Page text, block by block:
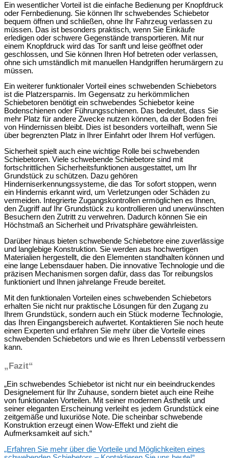
Ein wesentlicher Vorteil ist die einfache Bedienung per Knopfdruck
oder Fernbedienung. Sie können Ihr schwebendes Schiebetor
bequem öffnen und schließen, ohne Ihr Fahrzeug verlassen zu
müssen. Das ist besonders praktisch, wenn Sie Einkäufe
erledigen oder schwere Gegenstände transportieren. Mit nur
einem Knopfdruck wird das Tor sanft und leise geöffnet oder
geschlossen, und Sie können Ihren Hof betreten oder verlassen,
ohne sich umständlich mit manuellen Handgriffen herumärgern zu
müssen.
Ein weiterer funktionaler Vorteil eines schwebenden Schiebetors
ist die Platzersparnis. Im Gegensatz zu herkömmlichen
Schiebetoren benötigt ein schwebendes Schiebetor keine
Bodenschienen oder Führungsschienen. Das bedeutet, dass Sie
mehr Platz für andere Zwecke nutzen können, da der Boden frei
von Hindernissen bleibt. Dies ist besonders vorteilhaft, wenn Sie
über begrenzten Platz in Ihrer Einfahrt oder Ihrem Hof verfügen.
Sicherheit spielt auch eine wichtige Rolle bei schwebenden
Schiebetoren. Viele schwebende Schiebetore sind mit
fortschrittlichen Sicherheitsfunktionen ausgestattet, um Ihr
Grundstück zu schützen. Dazu gehören
Hinderniserkennungssysteme, die das Tor sofort stoppen, wenn
ein Hindernis erkannt wird, um Verletzungen oder Schäden zu
vermeiden. Integrierte Zugangskontrollen ermöglichen es Ihnen,
den Zugriff auf Ihr Grundstück zu kontrollieren und unerwünschten
Besuchern den Zutritt zu verwehren. Dadurch können Sie ein
Höchstmaß an Sicherheit und Privatsphäre gewährleisten.
Darüber hinaus bieten schwebende Schiebetore eine zuverlässige
und langlebige Konstruktion. Sie werden aus hochwertigen
Materialien hergestellt, die den Elementen standhalten können und
eine lange Lebensdauer haben. Die innovative Technologie und die
präzisen Mechanismen sorgen dafür, dass das Tor reibungslos
funktioniert und Ihnen jahrelange Freude bereitet.
Mit den funktionalen Vorteilen eines schwebenden Schiebetors
erhalten Sie nicht nur praktische Lösungen für den Zugang zu
Ihrem Grundstück, sondern auch ein Stück moderne Technologie,
das Ihren Eingangsbereich aufwertet. Kontaktieren Sie noch heute
einen Experten und erfahren Sie mehr über die Vorteile eines
schwebenden Schiebetors und wie es Ihren Lebensstil verbessern
kann.
„Fazit“
„Ein schwebendes Schiebetor ist nicht nur ein beeindruckendes
Designelement für Ihr Zuhause, sondern bietet auch eine Reihe
von funktionalen Vorteilen. Mit seiner modernen Ästhetik und
seiner eleganten Erscheinung verleiht es jedem Grundstück eine
zeitgemäße und luxuriöse Note. Die scheinbar schwebende
Konstruktion erzeugt einen Wow-Effekt und zieht die
Aufmerksamkeit auf sich.“
„Erfahren Sie mehr über die Vorteile und Möglichkeiten eines